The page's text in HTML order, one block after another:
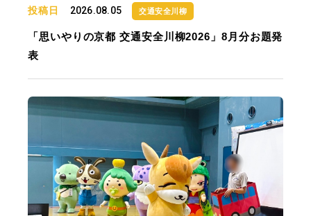
投稿日 2026.08.05 交通安全川柳
「思いやりの京都 交通安全川柳2026」8月分お題発
表